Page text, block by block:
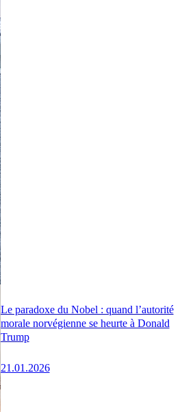
Le paradoxe du Nobel : quand l’autorité
morale norvégienne se heurte à Donald
Trump
21.01.2026